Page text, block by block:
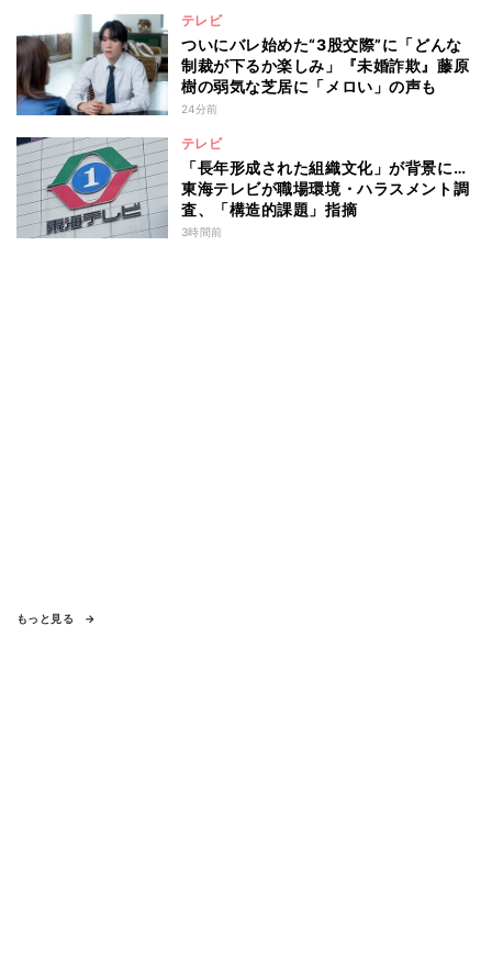
テレビ
ついにバレ始めた“3股交際”に「どんな
制裁が下るか楽しみ」『未婚詐欺』藤原
樹の弱気な芝居に「メロい」の声も
24分前
テレビ
「長年形成された組織文化」が背景に…
東海テレビが職場環境・ハラスメント調
査、「構造的課題」指摘
3時間前
もっと見る